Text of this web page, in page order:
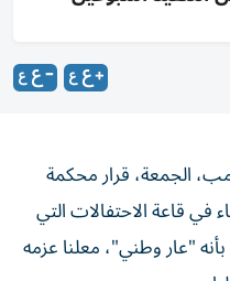
في قاعة الاحتفالات التي
"عار وطني"، معلنا عزمه